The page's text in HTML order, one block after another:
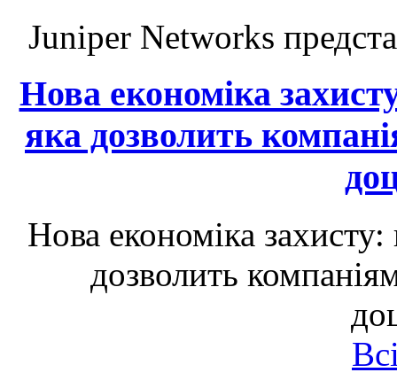
Juniper Networks
Нова економіка
яка дозволить
Нова економіка
дозволить